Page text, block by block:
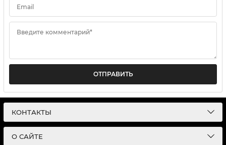
Email
Введите комментарий*
ОТПРАВИТЬ
КОНТАКТЫ
О САЙТЕ